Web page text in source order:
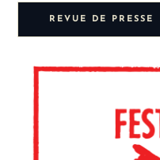
REVUE DE PRESSE